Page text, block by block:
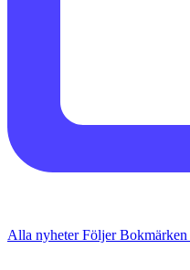
Alla nyheterFöljerBokmärken